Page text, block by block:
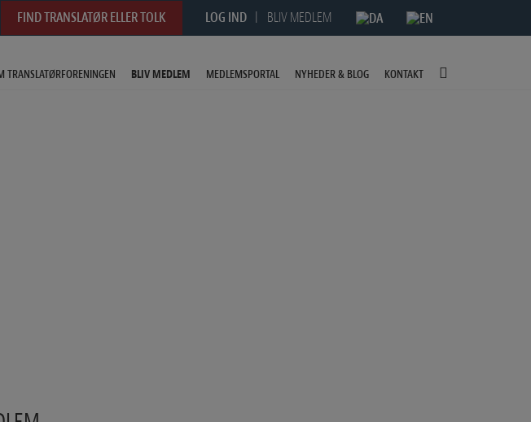
FIND TRANSLATØR ELLER TOLK LOG IND BLIV MEDLEM
TRANSLATØRFORENINGEN BLIV MEDLEM MEDLEMSPORTAL NYHEDER & BLOG KONTAKT